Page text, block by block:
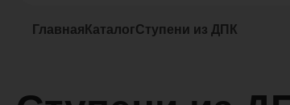
Главная КаталогСтупени из ДПК